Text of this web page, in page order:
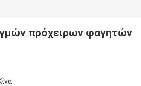
πρόχειρων φαγητών